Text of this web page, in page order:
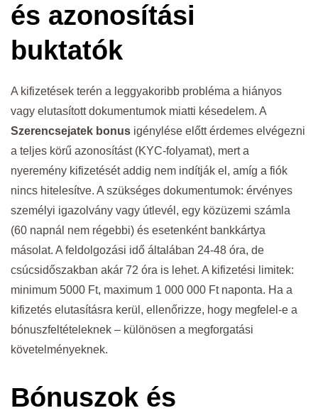
és azonosítási
buktatók
A kifizetések terén a leggyakoribb probléma a hiányos
vagy elutasított dokumentumok miatti késedelem. A
Szerencsejatek bonus igénylése előtt érdemes elvégezni
a teljes körű azonosítást (KYC-folyamat), mert a
nyeremény kifizetését addig nem indítják el, amíg a fiók
nincs hitelesítve. A szükséges dokumentumok: érvényes
személyi igazolvány vagy útlevél, egy közüzemi számla
(60 napnál nem régebbi) és esetenként bankkártya
másolat. A feldolgozási idő általában 24-48 óra, de
csúcsidőszakban akár 72 óra is lehet. A kifizetési limitek:
minimum 5000 Ft, maximum 1 000 000 Ft naponta. Ha a
kifizetés elutasításra kerül, ellenőrizze, hogy megfelel-e a
bónuszfeltételeknek – különösen a megforgatási
követelményeknek.
Bónuszok és